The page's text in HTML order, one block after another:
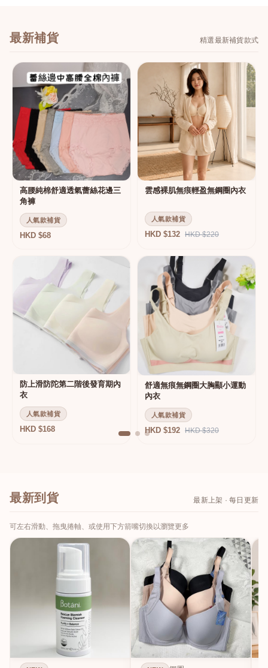
最新補貨 精選最新補貨款式
高腰純棉舒適透氣蕾絲花邊三
角褲
人氣款補貨
HKD $68
雲感裸肌無痕輕盈無鋼圈內衣
人氣款補貨
HKD $132 HKD $220
防上滑防陀第二階後發育期內
衣
人氣款補貨
HKD $168
舒適無痕無鋼圈大胸顯小運動
內衣
人氣款補貨
HKD $192 HKD $320
最新到貨 最新上架 · 每日更新
可左右滑動、拖曳捲軸、或使用下方箭嘴切換以瀏覽更多